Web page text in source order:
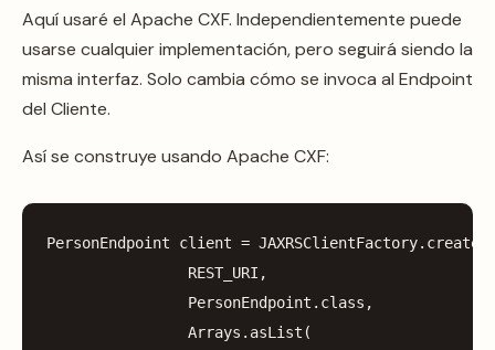
Aquí usaré el Apache CXF. Independientemente puede
usarse cualquier implementación, pero seguirá siendo la
misma interfaz. Solo cambia cómo se invoca al Endpoint
del Cliente.
Así se construye usando Apache CXF:
PersonEndpoint client = JAXRSClientFactory. create
REST_URI ,
PersonEndpoint . class ,
Arrays . asList (